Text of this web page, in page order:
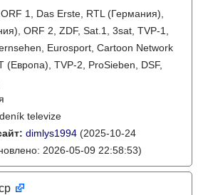
ORF 1, Das Erste, RTL (Германия),
ORF 2, ZDF, Sat.1, 3sat, TVP-1,
Eurosport, Cartoon Network
(Европа), TVP-2, ProSieben, DSF,
televize
dimlys1994 (2025-10-24
2026-05-09 22:58:53)